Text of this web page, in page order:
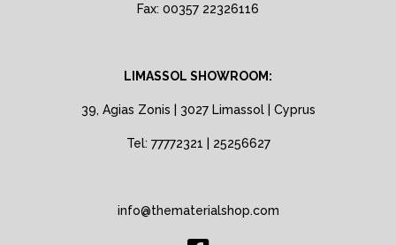
Fax: 00357 22326116
LIMASSOL SHOWROOM:
39, Agias Zonis | 3027 Limassol | Cyprus
Tel: 77772321 | 25256627
info@thematerialshop.com